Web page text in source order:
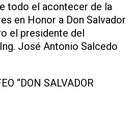
todo el acontecer de la
en Honor a Don Salvador
el presidente del
José Antonio Salcedo
“DON SALVADOR